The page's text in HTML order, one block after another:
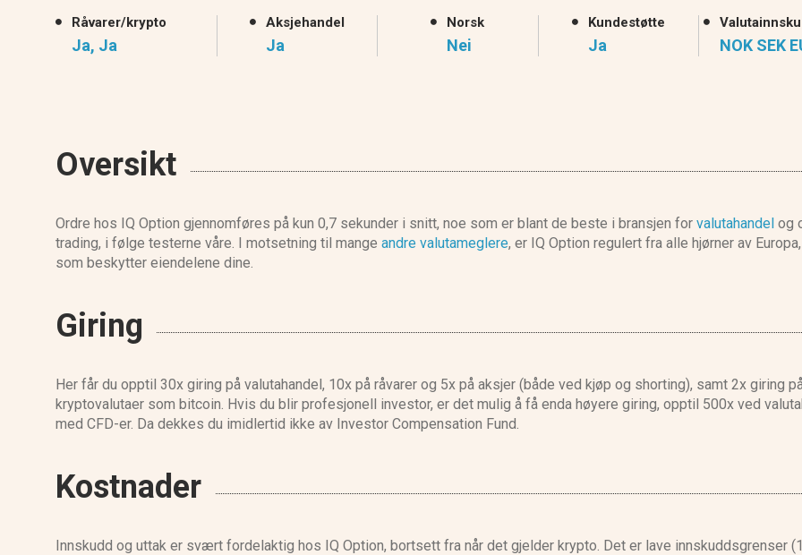
Råvarer/krypto
Ja, Ja
Aksjehandel
Ja
Norsk
Nei
Kundestøtte
Ja NOK SEK
Oversikt
Ordre hos IQ Option gjennomføres på kun 0,7 sekunder i snitt, noe som er blant de beste i bransjen for valutahandel og
trading, i følge testerne våre. I motsetning til mange andre valutameglere, er IQ Option regulert fra alle hjørner av
som beskytter eiendelene dine.
Giring
Her får du opptil 30x giring på valutahandel, 10x på råvarer og 5x på aksjer (både ved kjøp og shorting), samt 2x giring
kryptovalutaer som bitcoin. Hvis du blir profesjonell investor, er det mulig å få enda høyere giring, opptil 500x ved
med CFD-er. Da dekkes du imidlertid ikke av Investor Compensation Fund.
Kostnader
Innskudd og uttak er svært fordelaktig hos IQ Option, bortsett fra når det gjelder krypto. Det er lave innskuddsgrenser